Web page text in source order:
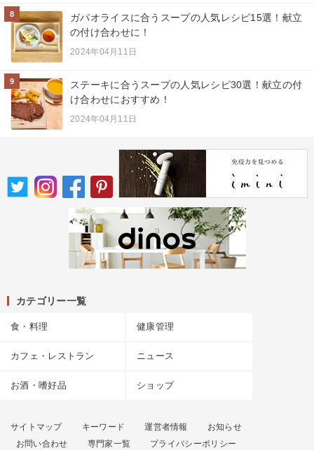
8
ガパオライスに合うスープの人気レシピ15選！献立
の付け合わせに！
2024年04月11日
9
ステーキに合うスープの人気レシピ30選！献立の付
け合わせにおすすめ！
2024年04月11日
カテゴリー一覧
食・料理 健康管理
カフェ・レストラン ニュース
お酒・嗜好品 ショップ
サイトマップ キーワード 運営者情報
お知らせ
お問い合わせ
専門家一覧 プライバシーポリシー